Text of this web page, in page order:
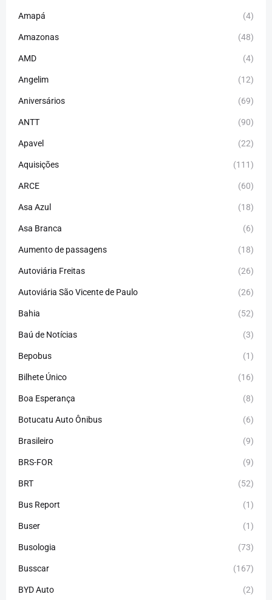
Amapá (4)
Amazonas (48)
AMD (4)
Angelim (12)
Aniversários (69)
ANTT (90)
Apavel (22)
Aquisições (111)
ARCE (60)
Asa Azul (18)
Asa Branca (6)
Aumento de passagens (18)
Autoviária Freitas (26)
Autoviária São Vicente de Paulo (26)
Bahia (52)
Baú de Notícias (3)
Bepobus (1)
Bilhete Único (16)
Boa Esperança (8)
Botucatu Auto Ônibus (6)
Brasileiro (9)
BRS-FOR (9)
BRT (52)
Bus Report (1)
Buser (1)
Busologia (73)
Busscar (167)
BYD Auto (2)